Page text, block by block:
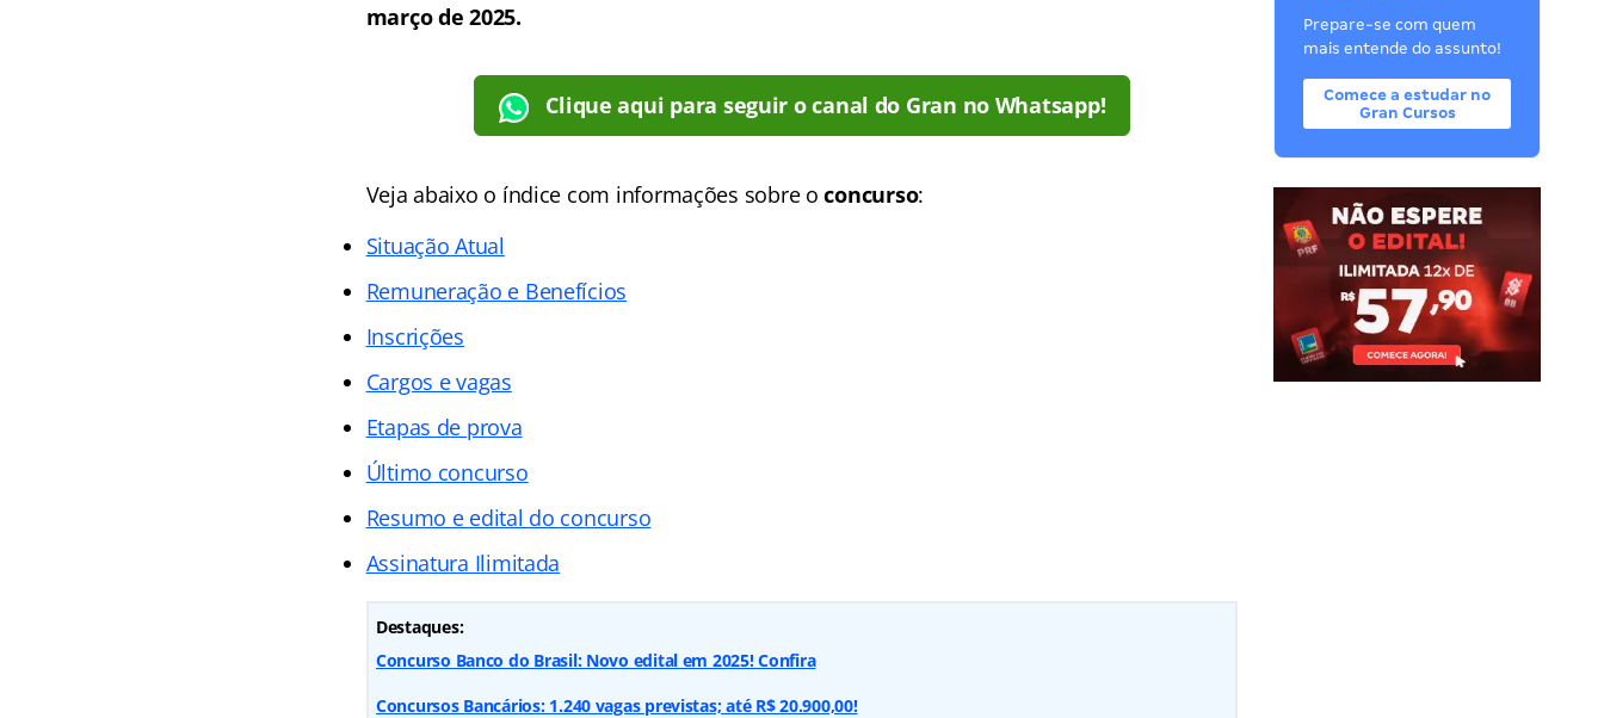
março de 2025.
Clique aqui para seguir o canal do Gran no Whatsapp!
Veja abaixo o índice com informações sobre oconcurso:
Situação Atual
Remuneração e Benefícios
Inscrições
Cargos e vagas
Etapas de prova
Último concurso
Resumo e edital do concurso
Assinatura Ilimitada
Destaques:
Concurso Banco do Brasil: Novo edital em 2025! Confira
Concursos Bancários: 1.240 vagas previstas; até R$ 20.900,00!
Prepare-se com quem
mais entende do assunto!
Comece a estudar no
Gran Cursos